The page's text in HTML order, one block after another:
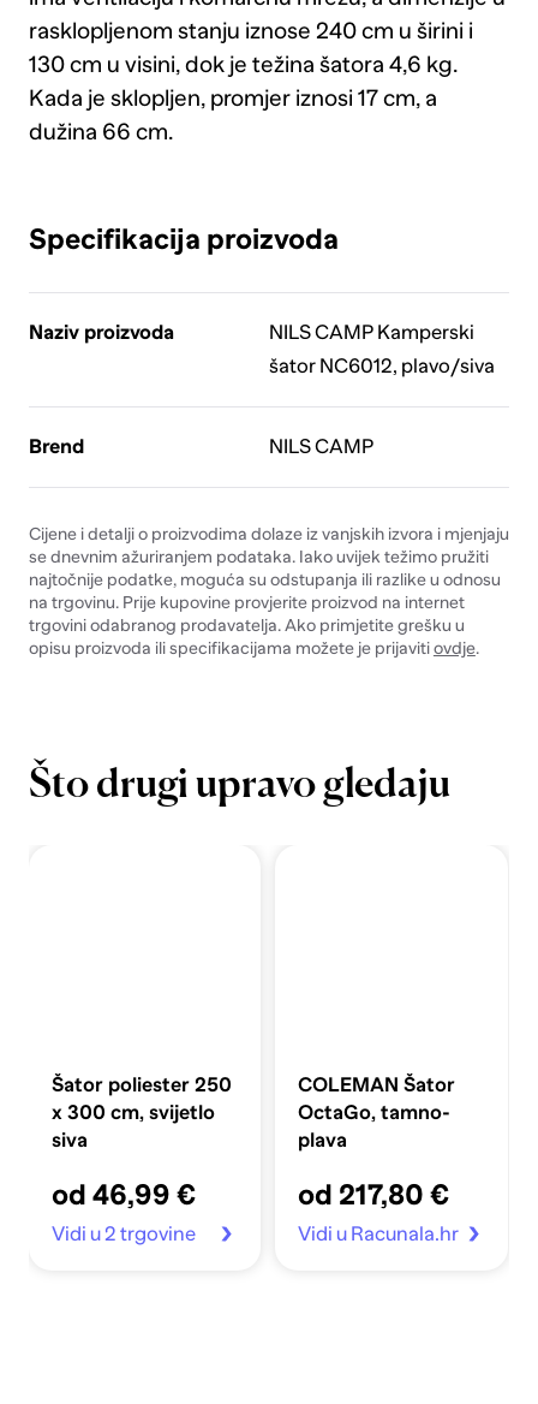
rasklopljenom stanju iznose 240 cm u širini i
130 cm u visini, dok je težina šatora 4,6 kg.
Kada je sklopljen, promjer iznosi 17 cm, a
dužina 66 cm.
Specifikacija proizvoda
Naziv proizvoda
NILS CAMP Kamperski
šator NC6012, plavo/siva
Brend NILS CAMP
Cijene i detalji o proizvodima dolaze iz vanjskih izvora i mjenjaju
se dnevnim ažuriranjem podataka. Iako uvijek težimo pružiti
najtočnije podatke, moguća su odstupanja ili razlike u odnosu
na trgovinu. Prije kupovine provjerite proizvod na internet
trgovini odabranog prodavatelja. Ako primjetite grešku u
opisu proizvoda ili specifikacijama možete je prijavitiovdje.
Što drugi upravo gledaju
Šator poliester 250
x 300 cm, svijetlo
siva
od 46,99 €
Vidi u 2 trgovine
COLEMAN Šator
OctaGo, tamno-
plava
od 217,80 €
Vidi u Racunala.hr